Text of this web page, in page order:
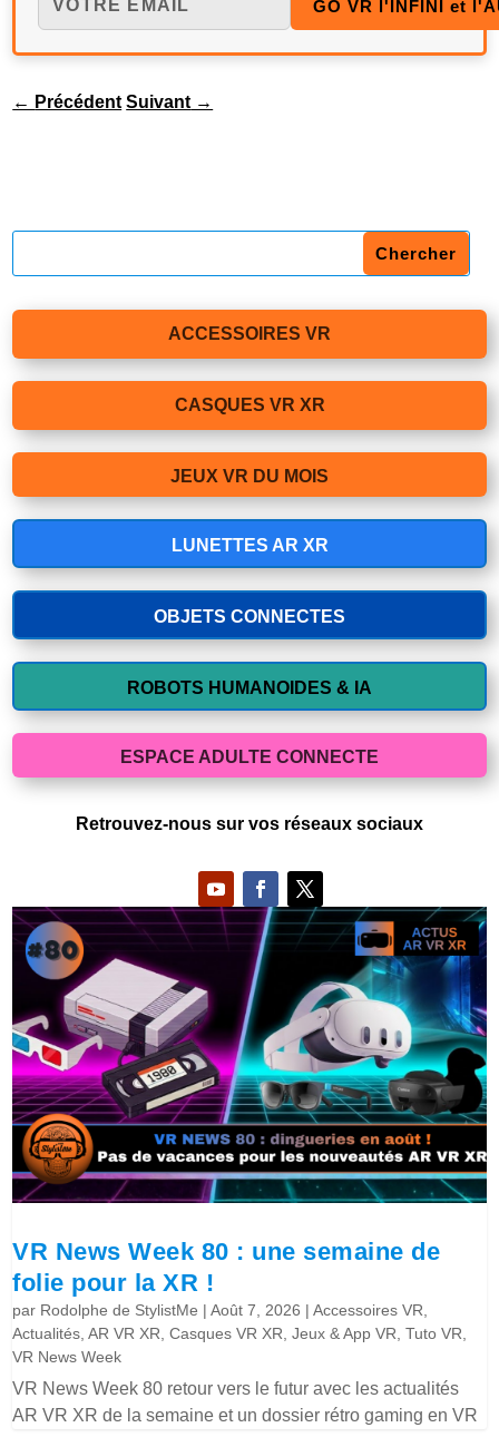
← Précédent Suivant→
ACCESSOIRES VR
CASQUES VR XR
JEUX VR DU MOIS
LUNETTES AR XR
OBJETS CONNECTES
ROBOTS HUMANOIDES & IA
ESPACE ADULTE CONNECTE
Retrouvez-nous sur vos réseaux sociaux
VR News Week 80 : une semaine de
folie pour la XR !
par Rodolphe de StylistMe |Août 7, 2026 |Accessoires VR
Actualités ,AR VR XR ,Casques VR XR ,Jeux & App VR ,Tuto VR
VR News Week
VR News Week 80 retour vers le futur avec les actualités
AR VR XR de la semaine et un dossier rétro gaming en VR